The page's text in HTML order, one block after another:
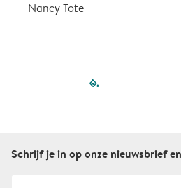
Nancy Tote
filled-
Schrijf je in op onze nieuwsbrief